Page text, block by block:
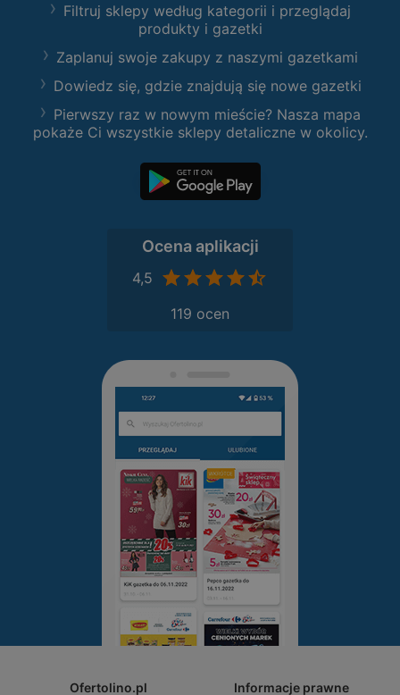
Filtruj sklepy według kategorii i przeglądaj
produkty i gazetki
Zaplanuj swoje zakupy z naszymi gazetkami
Dowiedz się, gdzie znajdują się nowe gazetki
Pierwszy raz w nowym mieście? Nasza mapa
pokaże Ci wszystkie sklepy detaliczne w okolicy.
Ocena aplikacji
4,5
119 ocen
Ofertolino.pl Informacje prawne